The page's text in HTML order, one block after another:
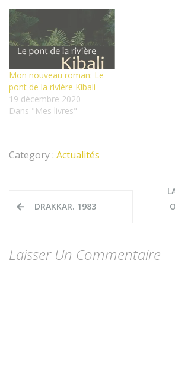
Mon nouveau roman: Le
pont de la rivière Kibali
19 décembre 2020
Dans "Mes livres"
Category : Actualités
de
DRAKKAR. 1983
Laisser Un Commentaire